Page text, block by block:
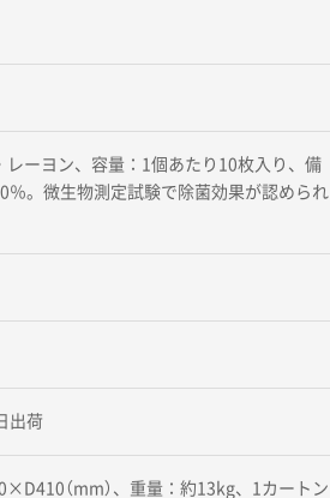
レーヨン、容量：1個あたり10枚入り、備
％。微生物測定試験で除菌効果が認められ
出荷
（mm）、重量：約13kg、1カートン